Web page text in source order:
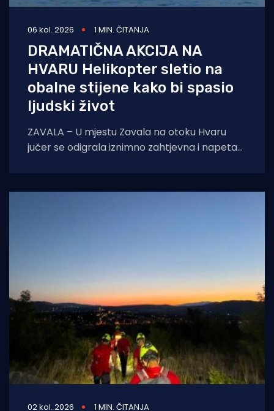
06 kol. 2026 1 MIN. ČITANJA
DRAMATIČNA AKCIJA NA
HVARU Helikopter sletio na
obalne stijene kako bi spasio
ljudski život
ZAVALA – U mjestu Zavala na otoku Hvaru
jučer se odigrala iznimno zahtjevna i napeta
02 kol. 2026 1 MIN. ČITANJA